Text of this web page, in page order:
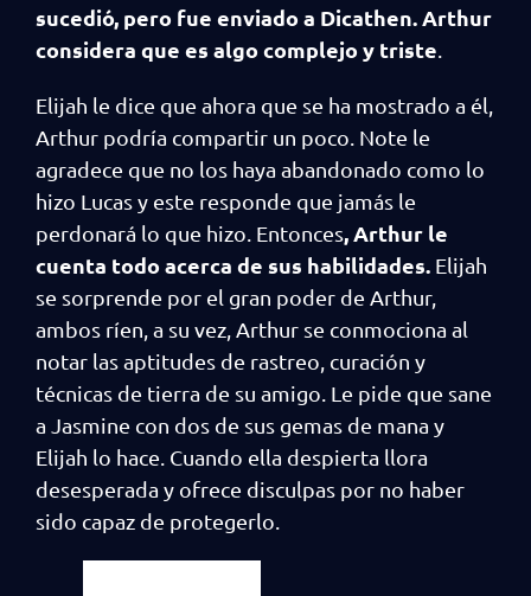
sucedió, pero fue enviado a Dicathen. Arthur
considera que es algo complejo y triste
Elijah le dice que ahora que se ha mostrado a él,
Arthur podría compartir un poco. Note le
agradece que no los haya abandonado como lo
hizo Lucas y este responde que jamás le
perdonará lo que hizo. Entonces, Arthur le
cuenta todo acerca de sus habilidades. Elijah
se sorprende por el gran poder de Arthur,
ambos ríen, a su vez, Arthur se conmociona al
notar las aptitudes de rastreo, curación y
técnicas de tierra de su amigo. Le pide que sane
a Jasmine con dos de sus gemas de mana y
Elijah lo hace. Cuando ella despierta llora
desesperada y ofrece disculpas por no haber
sido capaz de protegerlo.